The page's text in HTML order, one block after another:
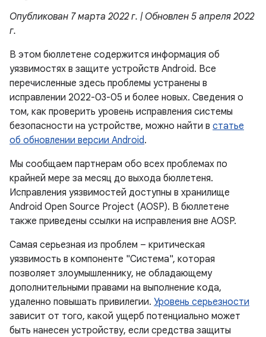
Опубликован 7 марта 2022 г. | Обновлен 5 апреля 2022
г.
В этом бюллетене содержится информация об
уязвимостях в защите устройств Android. Все
перечисленные здесь проблемы устранены в
исправлении 2022-03-05 и более новых. Сведения о
том, как проверить уровень исправления системы
безопасности на устройстве, можно найти в статье
об обновлении версии Android.
Мы сообщаем партнерам обо всех проблемах по
крайней мере за месяц до выхода бюллетеня.
Исправления уязвимостей доступны в хранилище
Android Open Source Project (AOSP). В бюллетене
также приведены ссылки на исправления вне AOSP.
Самая серьезная из проблем – критическая
уязвимость в компоненте "Система", которая
позволяет злоумышленнику, не обладающему
дополнительными правами на выполнение кода,
удаленно повышать привилегии. Уровень серьезности
зависит от того, какой ущерб потенциально может
быть нанесен устройству, если средства защиты